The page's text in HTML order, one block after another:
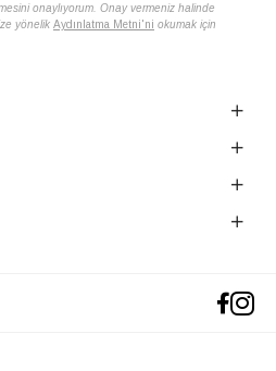
onaylıyorum. Onay vermeniz halinde
yönelik Aydınlatma Metni'ni okumak için